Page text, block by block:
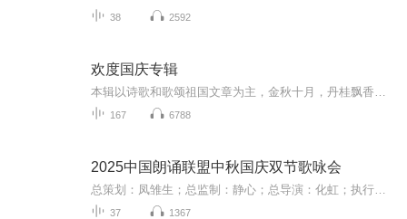
38 2592
欢度国庆专辑
167 6788
2025中国朗诵联盟中秋国庆双节歌咏会
37 1367